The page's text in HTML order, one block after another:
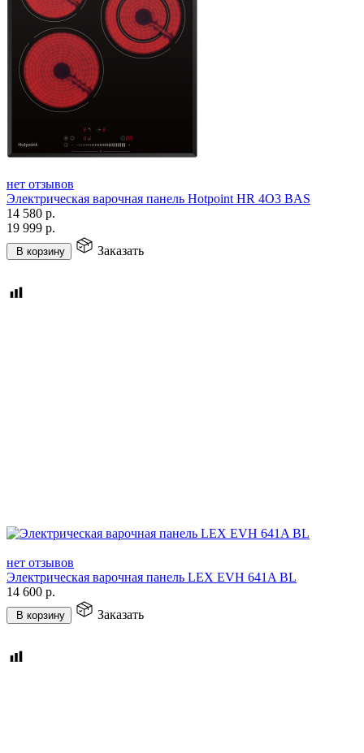
нет отзывов
Электрическая варочная панель Hotpoint HR 4O3 BAS
14 580 р.
19 999 р.
В корзину Заказать
нет отзывов
Электрическая варочная панель LEX EVH 641A BL
14 600 р.
В корзину Заказать